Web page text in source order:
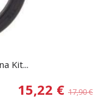
Kit...
15,22 € 17,90 €